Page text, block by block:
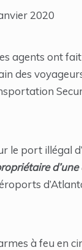
2020
agents ont
des
le port illégal
à feu en